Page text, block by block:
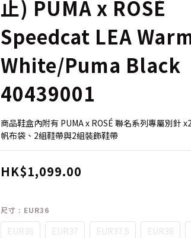
止) PUMA x ROSÉ
Speedcat LEA
White/Puma Black
40439001
商品鞋盒內附有 PUMA x ROSÉ 聯名系列專屬別針
帆布袋、2組鞋帶與2組裝飾鞋帶
HK$1,099.00
尺寸 : EUR36
EUR36 EUR37 EUR37.5 EUR38